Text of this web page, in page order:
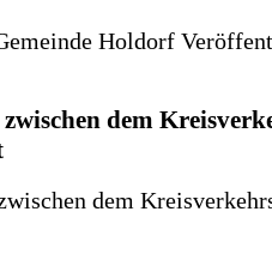
Holdorf
dem